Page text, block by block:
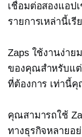
เชื่อมต่อสองแอป
รายการเหล่านี้เรี
Zaps ใช้งานง่า
ของคุณสำหรับแ
ที่ต้องการ เท่านี้
คุณสามารถใช้
ทางธุรกิจหลายอ